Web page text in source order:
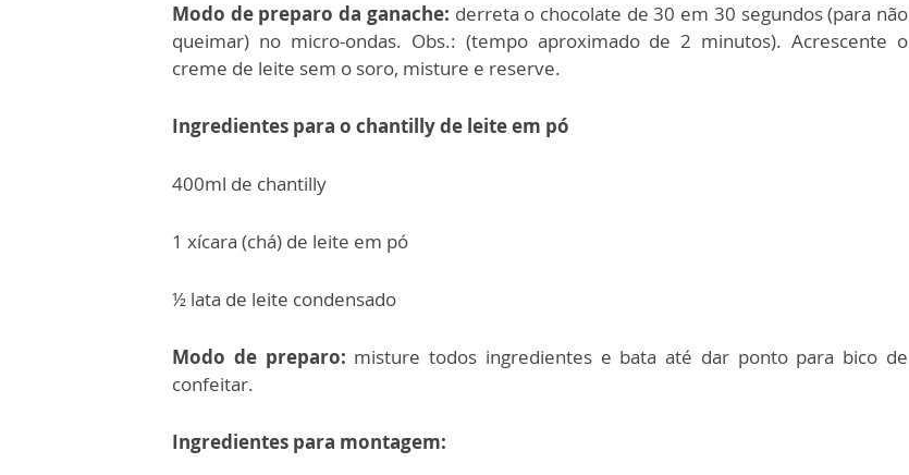
Modo de preparo da ganache: derreta o chocolate de 30 em 30 segundos (para não
queimar) no micro-ondas. Obs.: (tempo aproximado de 2 minutos). Acrescente o
creme de leite sem o soro, misture e reserve.
Ingredientes para o chantilly de leite em pó
400ml de chantilly
1 xícara (chá) de leite em pó
½ lata de leite condensado
Modo de preparo: misture todos ingredientes e bata até dar ponto para bico de
confeitar.
Ingredientes para montagem: